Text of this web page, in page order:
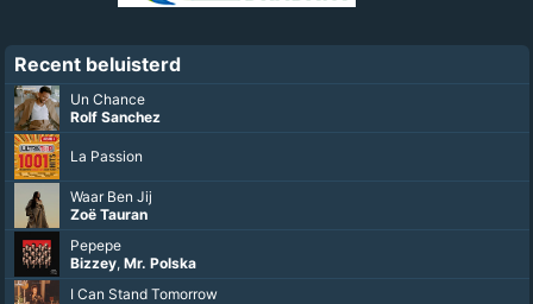
Recent beluisterd
Un Chance
Rolf Sanchez
La Passion
Waar Ben Jij
Zoë Tauran
Pepepe
Bizzey, Mr. Polska
I Can Stand Tomorrow